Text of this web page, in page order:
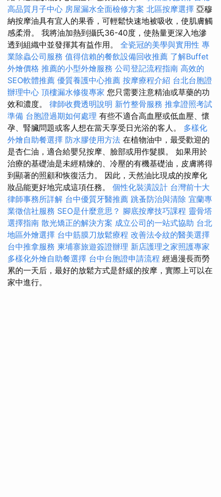
高品質月子中心 房屋漏水全面檢修方案 北區按摩選擇 亞穆
納按摩油具有宜人的果香，可輕鬆快速地被吸收，使肌膚觸
感柔滑。 我將油加熱到攝氏36-40度，使熱量更深入地滲
透到組織中並發揮其有益作用。 全瓷冠的美學與實用性 專
業除蟲公司服務 值得信賴的餐飲設備回收推薦 了解Buffet
外燴價格 推薦的小型外燴服務 公司登記流程指南 高效的
SEO軟體推薦 優質養護中心推薦 按摩療程介紹 台北台胞證
辦理中心 頂樓漏水修復專家 您只需要注意精油或草藥的功
效和濃度。 律師收費透明說明 新竹整骨服務 推拿證照考試
準備 台胞證過期如何處理 有些不適合高血壓或低血壓、懷
孕、腎臟問題或客人想在當天享受日光浴的客人。 多樣化
外燴自助餐選擇 防水膠使用方法 在植物油中，最受歡迎的
是杏仁油，適合給嬰兒按摩、臉部或用作髮膜。 如果用於
治療的基礎油是未經精煉的、冷壓的有機基礎油，皮膚將得
到顯著的照顧和恢復活力。 因此，天然油比現成的按摩化
妝品能更好地完成這項任務。 個性化裝潢設計 台灣前十大
律師事務所詳解 台中優質牙醫推薦 跳蚤防治與清除 宜蘭專
業徵信社服務 SEO是什麼意思？ 腳底按摩技巧課程 靈骨塔
選擇指南 散光矯正的解決方案 成立公司的一站式協助 台北
地區外燴選擇 台中筋膜刀放鬆療程 改善法令紋的醫美選擇
台中推拿服務 柬埔寨旅遊簽證辦理 新店護理之家照護專家
多樣化外燴自助餐選擇 台中台胞證申請流程 經過漫長而勞
累的一天后，最好的放鬆方式是舒緩的按摩，實際上可以在
家中進行。